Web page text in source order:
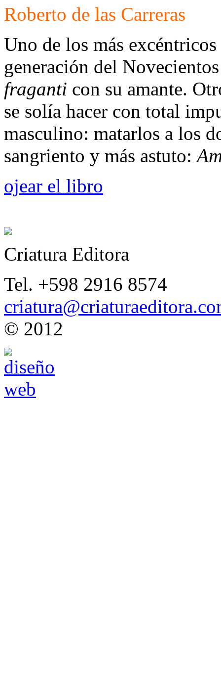
Roberto de las Carreras
Uno de los más
generación del
fraganti con su amante.
se solía hacer con total
masculino: matarlos a los
sangriento y más astuto:
ojear el libro
Criatura Editora
Tel. +598 2916 8574
© 2012